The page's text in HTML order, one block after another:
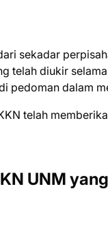
sekadar
telah diukir
pedoman dalam
telah
UNM